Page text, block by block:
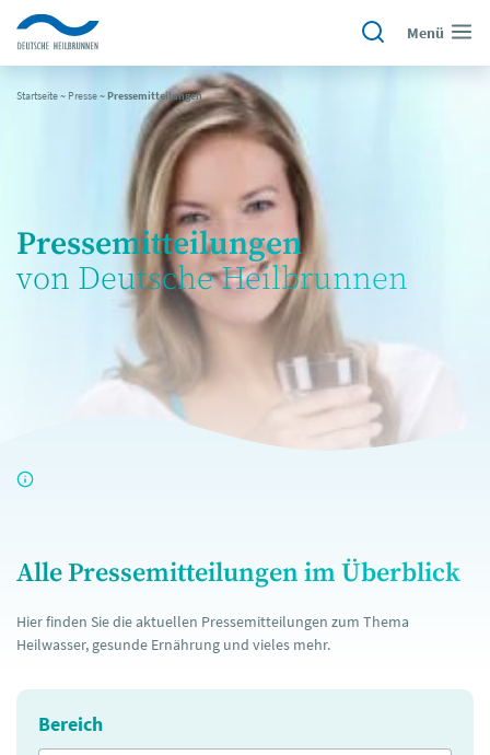
Menü
Startseite~ Presse~Pressemitteilungen
Pressemitteilungen
von Deutsche Heilbrunnen
Alle Pressemitteilungen im Überblick
Hier finden Sie die aktuellen Pressemitteilungen zum Thema
Heilwasser, gesunde Ernährung und vieles mehr.
Bereich